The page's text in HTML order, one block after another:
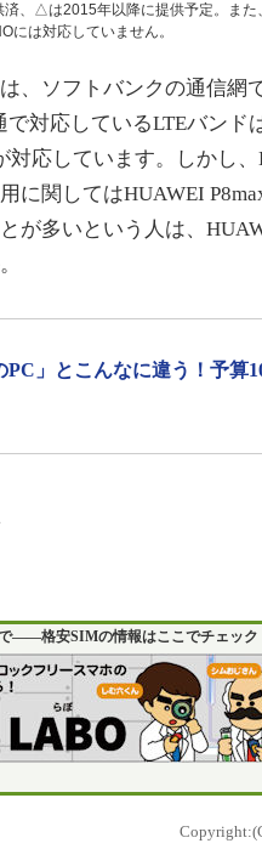
、△は2015年以降に提供予定。また
には対応していません。
、ソフトバンクの通信網
で対応しているLTEバンド
応しています。しかし
に関してはHUAWEI
が多いという人は、
PC」とこんなに違う！予算
――格安SIMの情報はここでチェッ